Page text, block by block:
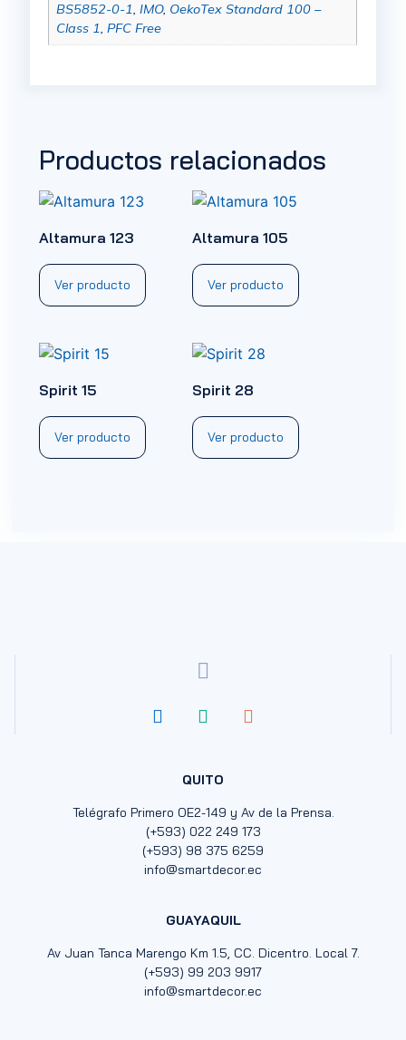
BS5852-0-1, IMO, OekoTex Standard 100 –
Class 1, PFC Free
Productos relacionados
Altamura 123
Ver producto
Altamura 105
Ver producto
Spirit 15
Ver producto
Spirit 28
Ver producto
QUITO
Telégrafo Primero OE2-149 y Av de la Prensa.
(+593) 022 249 173
(+593) 98 375 6259
info@smartdecor.ec
GUAYAQUIL
Av Juan Tanca Marengo Km 1.5, CC. Dicentro. Local 7.
(+593) 99 203 9917
info@smartdecor.ec